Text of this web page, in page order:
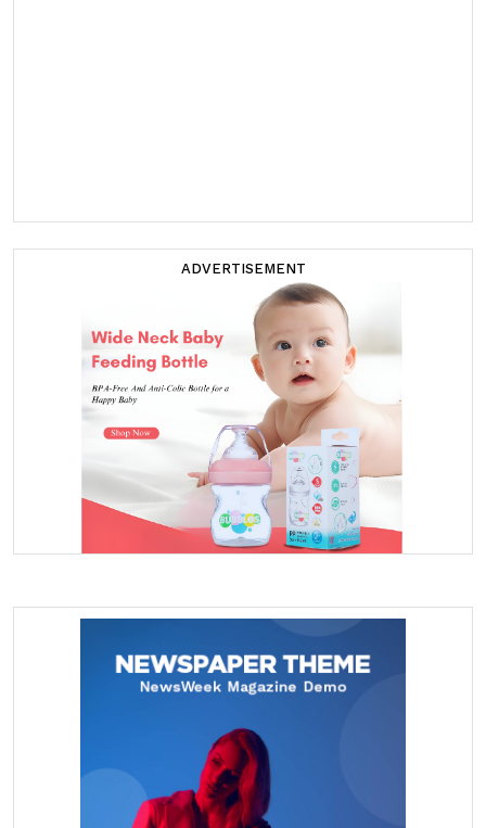
ADVERTISEMENT